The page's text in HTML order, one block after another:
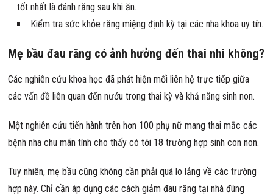
tốt nhất là đánh răng sau khi ăn.
Kiểm tra sức khỏe răng miệng định kỳ tại các nha khoa uy tín.
Mẹ bầu đau răng có ảnh hưởng đến thai nhi không?
Các nghiên cứu khoa học đã phát hiện mối liên hệ trực tiếp giữa
các vấn đề liên quan đến nướu trong thai kỳ và khả năng sinh non.
Một nghiên cứu tiến hành trên hơn 100 phụ nữ mang thai mắc các
bệnh nha chu mãn tính cho thấy có tới 18 trường hợp sinh con non.
Tuy nhiên, mẹ bầu cũng không cần phải quá lo lắng về các trường
hợp này. Chỉ cần áp dụng các cách giảm đau răng tại nhà đúng